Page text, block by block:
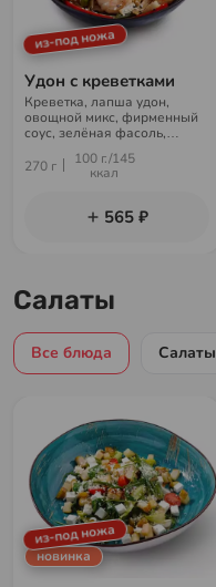
из-под ножа
Удон с креветками
Креветка, лапша удон,
овощной микс, фирменный
соус, зелёная фасоль,
270 г
100 г./145
ккал
565 ₽
Салаты
Все блюда Салаты
из-под ножа
новинка